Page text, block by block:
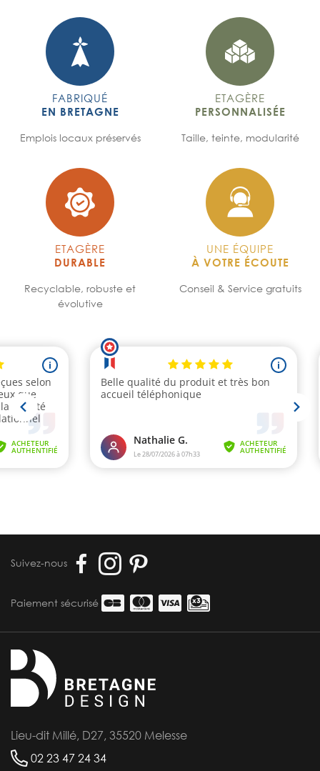
FABRIQUÉ
EN BRETAGNE
Emplois locaux préservés
ETAGÈRE
PERSONNALISÉE
Taille, teinte, modularité
ETAGÈRE
DURABLE
Recyclable, robuste et
évolutive
UNE ÉQUIPE
À VOTRE ÉCOUTE
Conseil & Service gratuits
Suivez-nous
Paiement sécurisé
Lieu-dit Millé, D27, 35520 Melesse
02 23 47 24 34